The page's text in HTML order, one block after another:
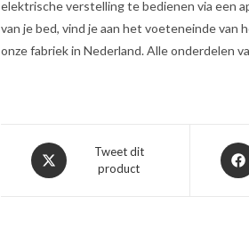
elektrische verstelling te bedienen via een
van je bed, vind je aan het voeteneinde van
onze fabriek in Nederland. Alle onderdelen
Opent
in
Tweet dit
product
in